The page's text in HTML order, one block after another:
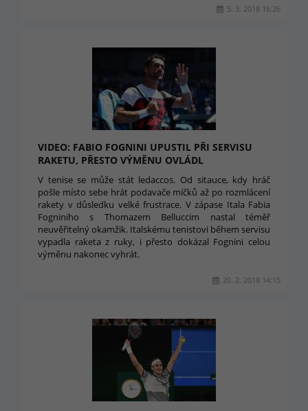
5. 3. 2018 16:26
VIDEO: FABIO FOGNINI UPUSTIL PŘI SERVISU
RAKETU, PŘESTO VÝMĚNU OVLÁDL
V tenise se může stát ledaccos. Od sitauce, kdy hráč
pošle místo sebe hrát podavače míčků až po rozmlácení
rakety v důsledku velké frustrace. V zápase Itala Fabia
Fogniniho s Thomazem Belluccim nastal téměř
neuvěřitelný okamžik. Italskému tenistovi během servisu
vypadla raketa z ruky, i přesto dokázal Fognini celou
výměnu nakonec vyhrát.
20. 2. 2018 14:15